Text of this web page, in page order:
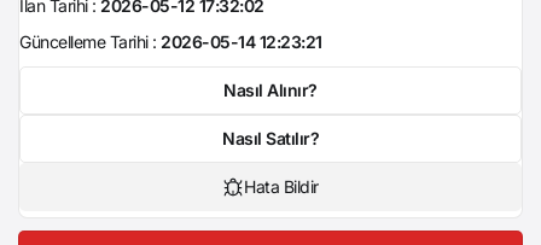
İlan Tarihi : 2026-05-12 17:32:02
Güncelleme Tarihi : 2026-05-14 12:23:21
Nasıl Alınır?
Nasıl Satılır?
Hata Bildir